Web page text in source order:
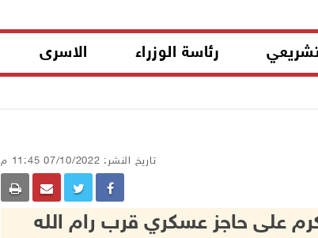
رئاسة الوزراء الاسرى
تاريخ النشر: 07/10/2022 11:45 م
على حاجز عسكري قرب رام الله